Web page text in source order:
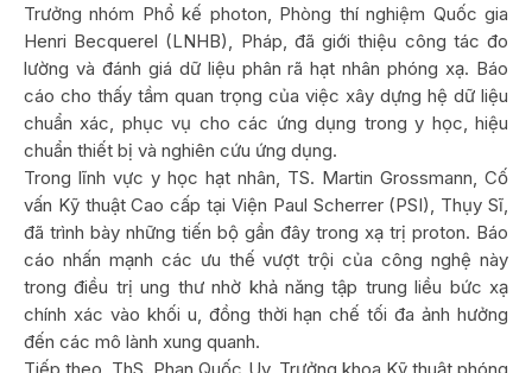
Trưởng nhóm Phổ kế photon, Phòng thí nghiệm Quốc gia
Henri Becquerel (LNHB), Pháp, đã giới thiệu công tác đo
lường và đánh giá dữ liệu phân rã hạt nhân phóng xạ. Báo
cáo cho thấy tầm quan trọng của việc xây dựng hệ dữ liệu
chuẩn xác, phục vụ cho các ứng dụng trong y học, hiệu
chuẩn thiết bị và nghiên cứu ứng dụng.
Trong lĩnh vực y học hạt nhân, TS. Martin Grossmann, Cố
vấn Kỹ thuật Cao cấp tại Viện Paul Scherrer (PSI), Thụy Sĩ,
đã trình bày những tiến bộ gần đây trong xạ trị proton. Báo
cáo nhấn mạnh các ưu thế vượt trội của công nghệ này
trong điều trị ung thư nhờ khả năng tập trung liều bức xạ
chính xác vào khối u, đồng thời hạn chế tối đa ảnh hưởng
đến các mô lành xung quanh.